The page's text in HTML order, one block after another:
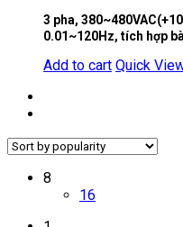
3 pha,
0.01~120Hz, tích hợp
Add to cart Quick
8
16